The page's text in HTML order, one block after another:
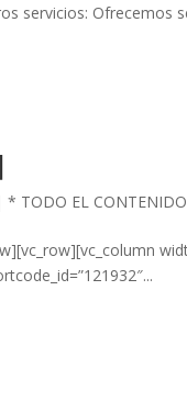
servicios: Ofrecemos
* TODO EL